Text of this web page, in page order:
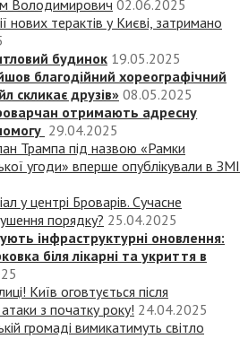
Володимирович 02.06.2025
нових терактів у Києві, затримано
будинок 19.05.2025
благодійний хореографічний
скликає друзів» 08.05.2025
отримають адресну
29.04.2025
Трампа під назвою «‎Рамки
угоди» вперше опублікували в ЗМІ
у центрі Броварів. Сучасне
порядку? 25.04.2025
інфраструктурні оновлення:
біля лікарні та укриття в
Київ оговтується після
з початку року! 24.04.2025
громаді вимикатимуть світло